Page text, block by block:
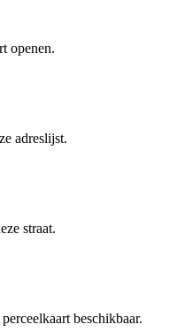
openen.
adreslijst.
straat.
beschikbaar.